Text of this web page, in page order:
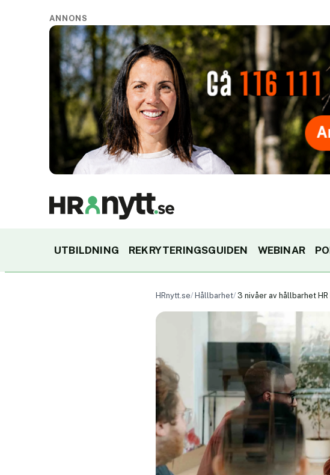
ANNONS
UTBILDNING REKRYTERINGSGUIDEN WEBINAR
HRnytt.se Hållbarhet 3 nivåer av hållbarhet